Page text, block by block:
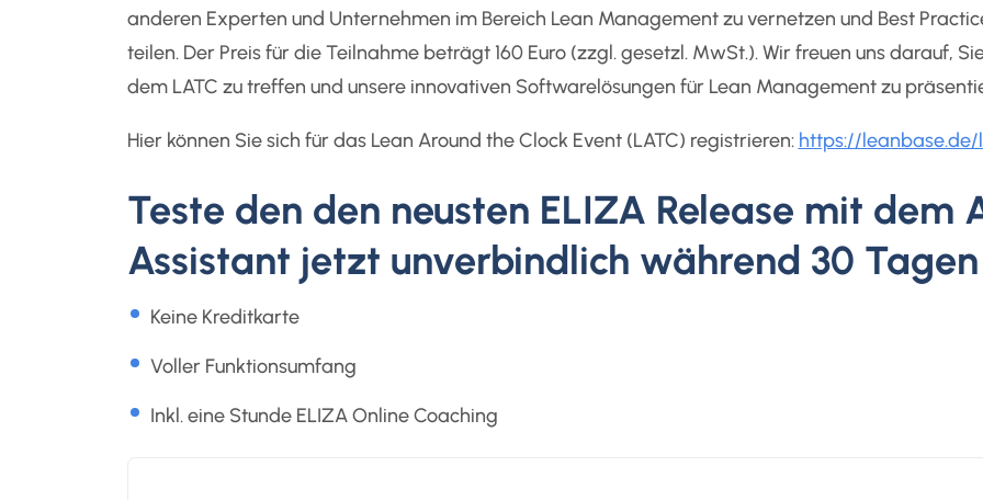
anderen Experten und Unternehmen im Bereich Lean Management zu vernetzen und Best
teilen. Der Preis für die Teilnahme beträgt 160 Euro (zzgl. gesetzl. MwSt.). Wir freuen uns darauf,
dem LATC zu treffen und unsere innovativen Softwarelösungen für Lean Management zu
Hier können Sie sich für das Lean Around the Clock Event (LATC) registrieren: https://
Teste den den neusten ELIZA Release mit dem
Assistant jetzt unverbindlich während 30 Tagen
Keine Kreditkarte
Voller Funktionsumfang
Inkl. eine Stunde ELIZA Online Coaching